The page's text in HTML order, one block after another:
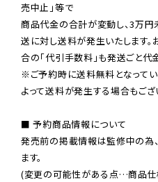
売中止」等で
商品代金の合計が変動し、3万円
送に対し送料が発生いたします
※ご予約時に送料無料となって
よって送料が発生する場合もござ
■ 予約商品情報について
発売前の掲載情報は監修中の為
ます。
(変更の可能性がある点…商品仕